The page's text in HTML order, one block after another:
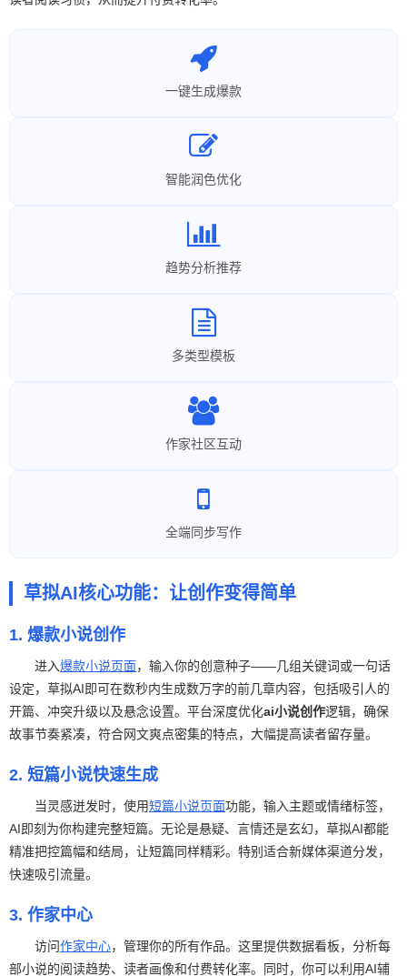
一键生成爆款
智能润色优化
趋势分析推荐
多类型模板
作家社区互动
全端同步写作
草拟AI核心功能：让创作变得简单
1. 爆款小说创作
进入爆款小说页面，输入你的创意种子——几组关键词或一句话
设定，草拟AI即可在数秒内生成数万字的前几章内容，包括吸引人的
开篇、冲突升级以及悬念设置。平台深度优化ai小说创作逻辑，确保
故事节奏紧凑，符合网文爽点密集的特点，大幅提高读者留存量。
2. 短篇小说快速生成
当灵感迸发时，使用短篇小说页面功能，输入主题或情绪标签，
AI即刻为你构建完整短篇。无论是悬疑、言情还是玄幻，草拟AI都能
精准把控篇幅和结局，让短篇同样精彩。特别适合新媒体渠道分发，
快速吸引流量。
3. 作家中心
访问作家中心，管理你的所有作品。这里提供数据看板，分析每
部小说的阅读趋势、读者画像和付费转化率。同时，你可以利用AI辅